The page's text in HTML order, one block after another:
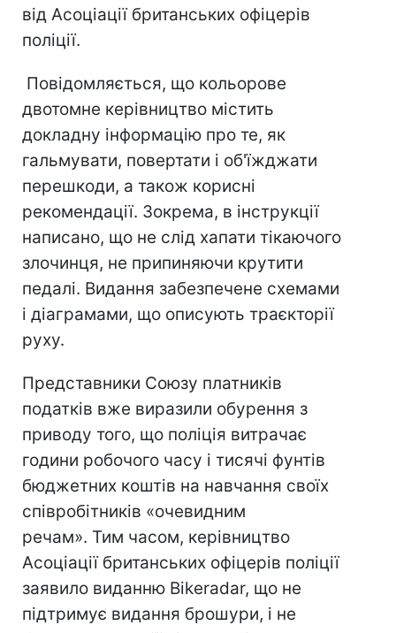
від Асоціації британських офіцерів
поліції.
Повідомляється, що кольорове
двотомне керівництво містить
докладну інформацію про те, як
гальмувати, повертати і об'їжджати
перешкоди, а також корисні
рекомендації. Зокрема, в інструкції
написано, що не слід хапати тікаючого
злочинця, не припиняючи крутити
педалі. Видання забезпечене схемами
і діаграмами, що описують траєкторії
руху.
Представники Союзу платників
податків вже виразили обурення з
приводу того, що поліція витрачає
години робочого часу і тисячі фунтів
бюджетних коштів на навчання своїх
співробітників «очевидним
речам». Тим часом, керівництво
Асоціації британських офіцерів поліції
заявило виданню Bikeradar, що не
підтримує видання брошури, і не